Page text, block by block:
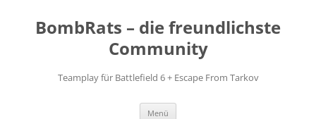
springen
BombRats – die freundlichste
Community
Teamplay für Battlefield 6 + Escape From Tarkov
Menü